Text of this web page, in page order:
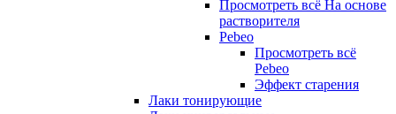
Просмотреть всё На основе
растворителя
Pebeo
Просмотреть всё
Pebeo
Эффект старения
Лаки тонирующие